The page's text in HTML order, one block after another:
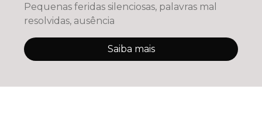
Pequenas feridas silenciosas, palavras mal
resolvidas, ausência
Saiba mais